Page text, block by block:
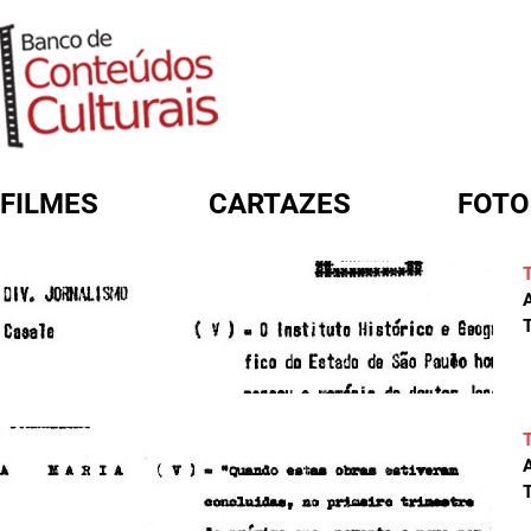
FILMES CARTAZES
FORMULÁRIO DE BUSCA